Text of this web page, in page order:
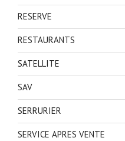
RESERVE
RESTAURANTS
SATELLITE
SAV
SERRURIER
SERVICE APRES VENTE